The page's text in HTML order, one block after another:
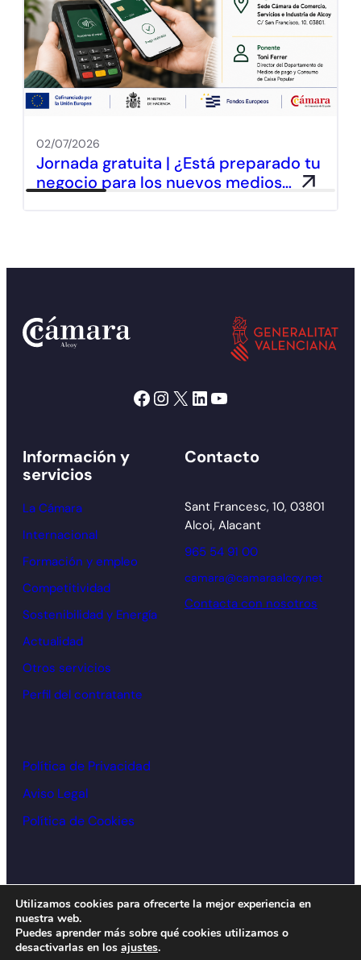
02/07/2026
Jornada gratuita | ¿Está preparado tu
negocio para los nuevos medios…
Facebook Instagram X LinkedIn YouTube
Información y
servicios
La Cámara
Internacional
Formación y empleo
Competitividad
Sostenibilidad y Energía
Actualidad
Otros servicios
Perfil del contratante
Contacto
Sant Francesc, 10, 03801
Alcoi, Alacant
965 54 91 00
camara@camaraalcoy.net
Contacta con nosotros
Política de Privacidad
Aviso Legal
Política de Cookies
Diseño y desarrollo:
Utilizamos cookies para ofrecerte la mejor experiencia en
nuestra web.
Puedes aprender más sobre qué cookies utilizamos o
desactivarlas en los ajustes.